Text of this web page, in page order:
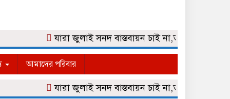
যারা জুলাই সনদ বাস্তবায়ন চাই না,‎তাদের,’না’ বলার
আমাদের পরিবার
যারা জুলাই সনদ বাস্তবায়ন চাই না,‎তাদের,’না’ বলার